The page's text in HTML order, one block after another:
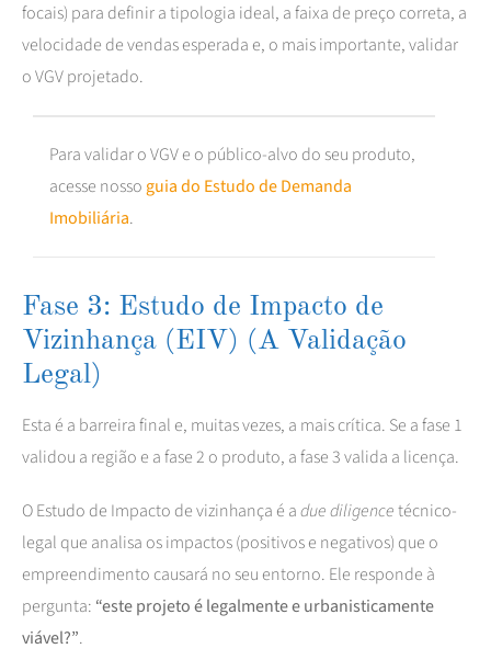
focais) para definir a tipologia ideal, a faixa de preço correta, a
velocidade de vendas esperada e, o mais importante, validar
o VGV projetado.
Para validar o VGV e o público-alvo do seu produto,
acesse nosso guia do Estudo de Demanda
Imobiliária.
Fase 3: Estudo de Impacto de
Vizinhança (EIV) (A Validação
Legal)
Esta é a barreira final e, muitas vezes, a mais crítica. Se a fase 1
validou a região e a fase 2 o produto, a fase 3 valida a licença.
O Estudo de Impacto de vizinhança é adue diligencetécnico-
legal que analisa os impactos (positivos e negativos) que o
empreendimento causará no seu entorno. Ele responde à
pergunta: “este projeto é legalmente e urbanisticamente
viável?”.